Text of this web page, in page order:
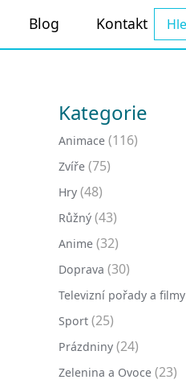
Blog Kontakt
Kategorie
Animace (116)
Zvíře (75)
Hry (48)
Růžný (43)
Anime (32)
Doprava (30)
Televizní pořady a filmy
Sport (25)
Prázdniny (24)
Zelenina a Ovoce (23)